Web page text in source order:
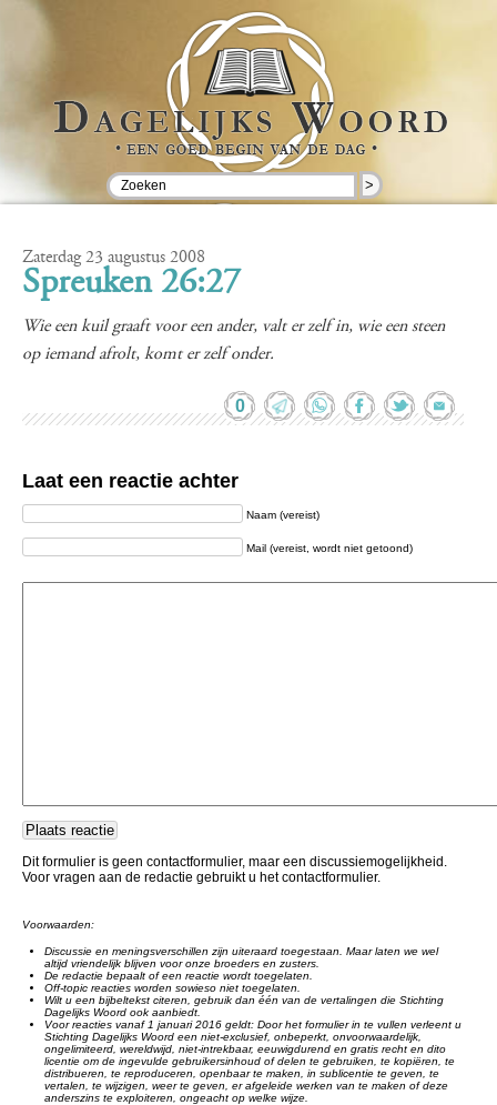
>
Zaterdag 23 augustus 2008
Spreuken 26:27
Wie een kuil graaft voor een ander, valt er zelf in, wie een steen
op iemand afrolt, komt er zelf onder.
0
Laat een reactie achter
Naam (vereist)
Mail (vereist, wordt niet getoond)
Dit formulier is geen contactformulier, maar een discussiemogelijkheid.
Voor vragen aan de redactie gebruikt u het contactformulier.
Voorwaarden:
Discussie en meningsverschillen zijn uiteraard toegestaan. Maar laten we wel
altijd vriendelijk blijven voor onze broeders en zusters.
De redactie bepaalt of een reactie wordt toegelaten.
Off-topic reacties worden sowieso niet toegelaten.
Wilt u een bijbeltekst citeren, gebruik dan één van de vertalingen die Stichting
Dagelijks Woord ook aanbiedt.
Voor reacties vanaf 1 januari 2016 geldt: Door het formulier in te vullen verleent u
Stichting Dagelijks Woord een niet-exclusief, onbeperkt, onvoorwaardelijk,
ongelimiteerd, wereldwijd, niet-intrekbaar, eeuwigdurend en gratis recht en dito
licentie om de ingevulde gebruikersinhoud of delen te gebruiken, te kopiëren, te
distribueren, te reproduceren, openbaar te maken, in sublicentie te geven, te
vertalen, te wijzigen, weer te geven, er afgeleide werken van te maken of deze
anderszins te exploiteren, ongeacht op welke wijze.